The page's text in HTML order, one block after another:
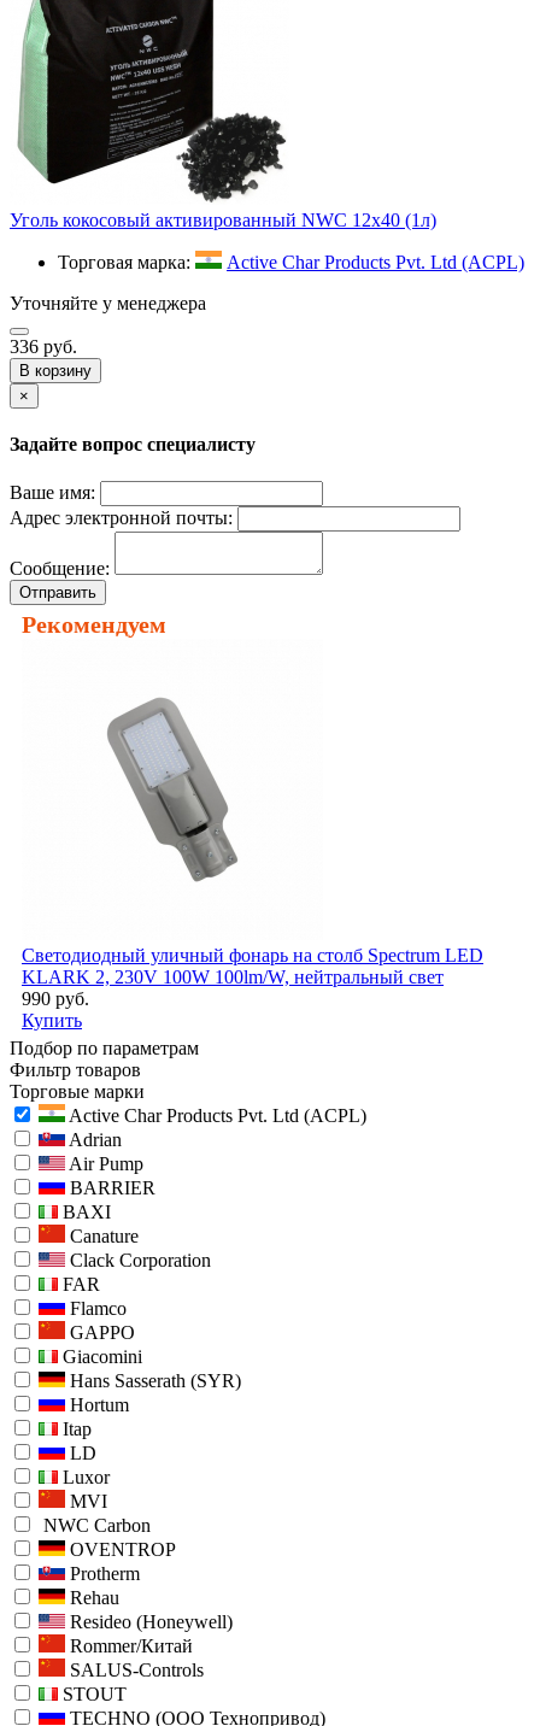
Уголь кокосовый активированный NWС 12х40 (1л)
Торговая марка:
Active Char Products Pvt. Ltd (ACPL)
Уточняйте у менеджера
336 руб.
В корзину
×
Задайте вопрос специалисту
Ваше имя:
Адрес электронной почты:
Сообщение:
Отправить
Рекомендуем
Светодиодный уличный фонарь на столб Spectrum LED
KLARK 2, 230V 100W 100lm/W, нейтральный свет
990 руб.
Купить
Подбор по параметрам
Фильтр товаров
Торговые марки
Active Char Products Pvt. Ltd (ACPL)
Adrian
Air Pump
BARRIER
BAXI
Canature
Clack Corporation
FAR
Flamco
GAPPO
Giacomini
Hans Sasserath (SYR)
Hortum
Itap
LD
Luxor
MVI
NWC Carbon
OVENTROP
Protherm
Rehau
Resideo (Honeywell)
Rommer/Китай
SALUS-Controls
STOUT
TECHNO (ООО Технопривод)